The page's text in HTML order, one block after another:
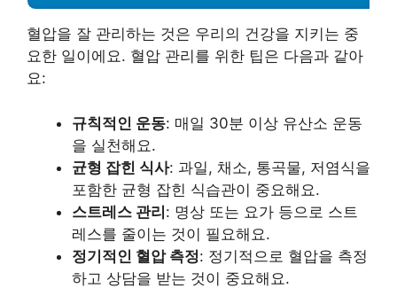
혈압을 잘 관리하는 것은 우리의 건강을 지키는 중
요한 일이에요. 혈압 관리를 위한 팁은 다음과 같아
요:
규칙적인 운동: 매일 30분 이상 유산소 운동
을 실천해요.
균형 잡힌 식사: 과일, 채소, 통곡물, 저염식을
포함한 균형 잡힌 식습관이 중요해요.
스트레스 관리: 명상 또는 요가 등으로 스트
레스를 줄이는 것이 필요해요.
정기적인 혈압 측정: 정기적으로 혈압을 측정
하고 상담을 받는 것이 중요해요.